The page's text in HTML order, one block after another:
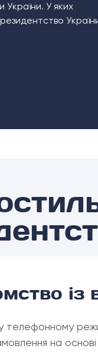
У яких
телефонному
на